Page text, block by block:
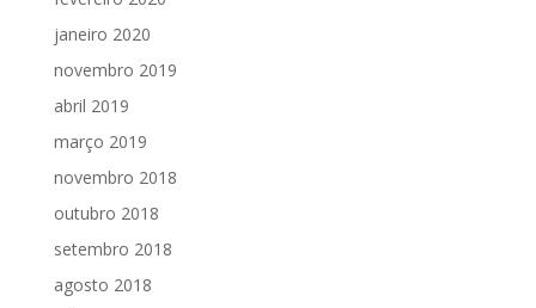
janeiro 2020
novembro 2019
abril 2019
março 2019
novembro 2018
outubro 2018
setembro 2018
agosto 2018